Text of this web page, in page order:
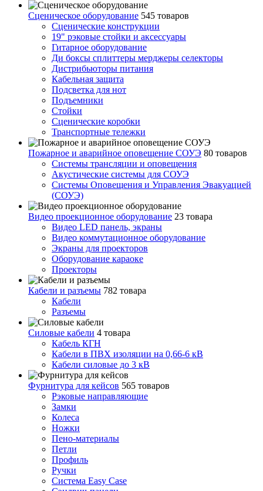
Сценическое оборудование 545 товаров
Сценические конструкции
19" рэковые стойки и аксесcуары
Гитарное оборудование
Ди боксы сплиттеры мерджеры селекторы
Дистрибьюторы питания
Кабельная защита
Подсветка для нот
Подъемники
Стойки
Сценические коробки
Транспортные тележки
Пожарное и аварийное оповещение СОУЭ 80 товаров
Cистемы трансляции и оповещения
Акустические системы для СОУЭ
Системы Оповещения и Управления Эвакуацией
(СОУЭ)
Видео проекционное оборудование 23 товара
Видео LED панель, экраны
Видео коммутационное оборудование
Экраны для проекторов
Оборудование караоке
Проекторы
Кабели и разъемы 782 товара
Кабели
Разъемы
Силовые кабели 4 товара
Кабель КГН
Кабели в ПВХ изоляции на 0,66-6 кВ
Кабели силовые до 3 кВ
Фурнитура для кейсов 565 товаров
Рэковые направляющие
Замки
Колеса
Ножки
Пено-материалы
Петли
Профиль
Ручки
Система Easy Case